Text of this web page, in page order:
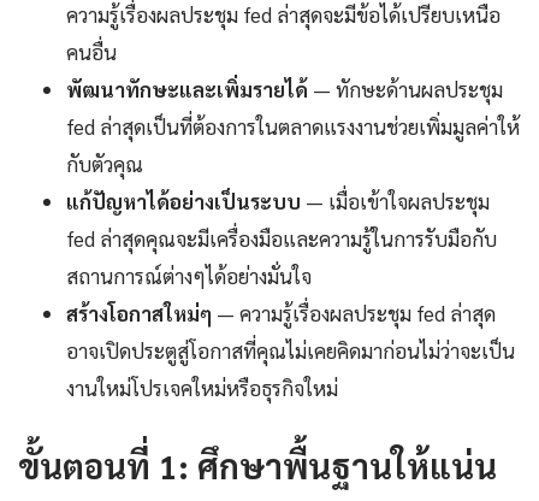
ความรู้เรื่องผลประชุม fed ล่าสุดจะมีข้อได้เปรียบเหนือ
คนอื่น
พัฒนาทักษะและเพิ่มรายได้ — ทักษะด้านผลประชุม
fed ล่าสุดเป็นที่ต้องการในตลาดแรงงานช่วยเพิ่มมูลค่าให้
กับตัวคุณ
แก้ปัญหาได้อย่างเป็นระบบ — เมื่อเข้าใจผลประชุม
fed ล่าสุดคุณจะมีเครื่องมือและความรู้ในการรับมือกับ
สถานการณ์ต่างๆได้อย่างมั่นใจ
สร้างโอกาสใหม่ๆ — ความรู้เรื่องผลประชุม fed ล่าสุด
อาจเปิดประตูสู่โอกาสที่คุณไม่เคยคิดมาก่อนไม่ว่าจะเป็น
งานใหม่โปรเจคใหม่หรือธุรกิจใหม่
ขั้นตอนที่ 1: ศึกษาพื้นฐานให้แน่น